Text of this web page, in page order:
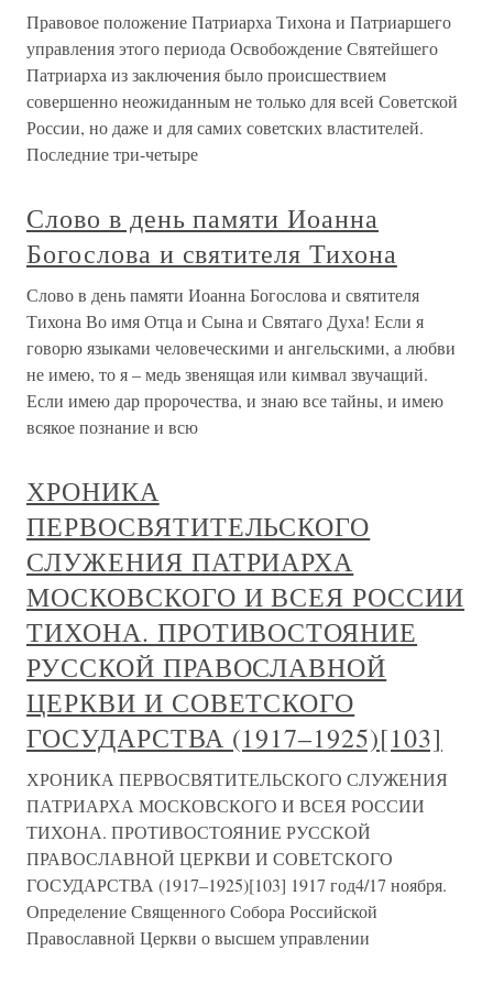
Правовое положение Патриарха Тихона и Патриаршего
управления этого периода Освобождение Святейшего
Патриарха из заключения было происшествием
совершенно неожиданным не только для всей Советской
России, но даже и для самих советских властителей.
Последние три-четыре
Слово в день памяти Иоанна
Богослова и святителя Тихона
Слово в день памяти Иоанна Богослова и святителя
Тихона Во имя Отца и Сына и Святаго Духа! Если я
говорю языками человеческими и ангельскими, а любви
не имею, то я – медь звенящая или кимвал звучащий.
Если имею дар пророчества, и знаю все тайны, и имею
всякое познание и всю
ХРОНИКА
ПЕРВОСВЯТИТЕЛЬСКОГО
СЛУЖЕНИЯ ПАТРИАРХА
МОСКОВСКОГО И ВСЕЯ РОССИИ
ТИХОНА. ПРОТИВОСТОЯНИЕ
РУССКОЙ ПРАВОСЛАВНОЙ
ЦЕРКВИ И СОВЕТСКОГО
ГОСУДАРСТВА (1917–1925)[103]
ХРОНИКА ПЕРВОСВЯТИТЕЛЬСКОГО СЛУЖЕНИЯ
ПАТРИАРХА МОСКОВСКОГО И ВСЕЯ РОССИИ
ТИХОНА. ПРОТИВОСТОЯНИЕ РУССКОЙ
ПРАВОСЛАВНОЙ ЦЕРКВИ И СОВЕТСКОГО
ГОСУДАРСТВА (1917–1925)[103] 1917 год4/17 ноября.
Определение Священного Собора Российской
Православной Церкви о высшем управлении